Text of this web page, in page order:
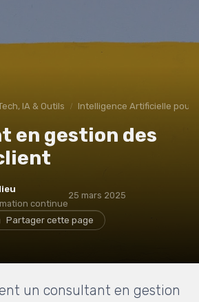
IA & Outils Intelligence Artificielle pour
en gestion des
continue
25 mars 2025
Partager cette page
un consultant en gestion